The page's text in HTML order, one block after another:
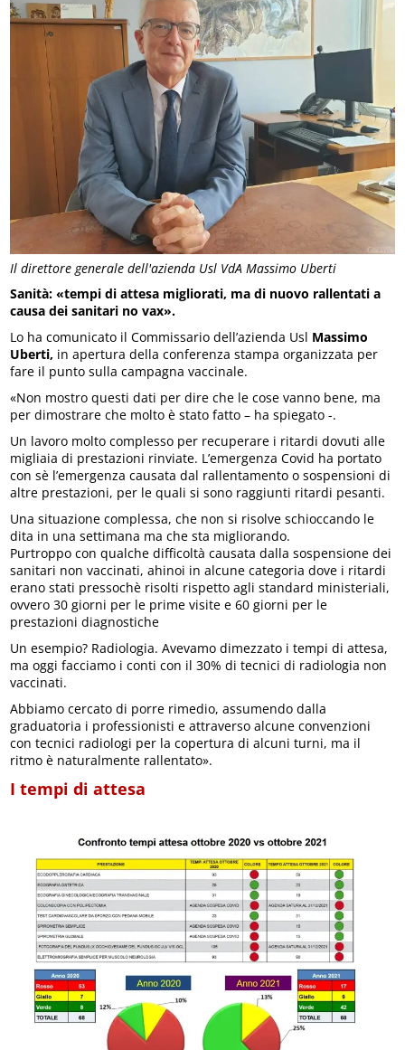
Il direttore generale dell'azienda Usl VdA Massimo Uberti
Sanità: «tempi di attesa migliorati, ma di nuovo rallentati a
causa dei sanitari no vax».
Lo ha comunicato il Commissario dell’azienda Usl Massimo
Uberti, in apertura della conferenza stampa organizzata per
fare il punto sulla campagna vaccinale.
«Non mostro questi dati per dire che le cose vanno bene, ma
per dimostrare che molto è stato fatto – ha spiegato -.
Un lavoro molto complesso per recuperare i ritardi dovuti alle
migliaia di prestazioni rinviate. L’emergenza Covid ha portato
con sè l’emergenza causata dal rallentamento o sospensioni di
altre prestazioni, per le quali si sono raggiunti ritardi pesanti.
Una situazione complessa, che non si risolve schioccando le
dita in una settimana ma che sta migliorando.
Purtroppo con qualche difficoltà causata dalla sospensione dei
sanitari non vaccinati, ahinoi in alcune categoria dove i ritardi
erano stati pressochè risolti rispetto agli standard ministeriali,
ovvero 30 giorni per le prime visite e 60 giorni per le
prestazioni diagnostiche
Un esempio? Radiologia. Avevamo dimezzato i tempi di attesa,
ma oggi facciamo i conti con il 30% di tecnici di radiologia non
vaccinati.
Abbiamo cercato di porre rimedio, assumendo dalla
graduatoria i professionisti e attraverso alcune convenzioni
con tecnici radiologi per la copertura di alcuni turni, ma il
ritmo è naturalmente rallentato».
I tempi di attesa